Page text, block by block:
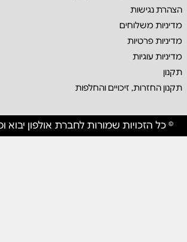
הצהרת נגישות
מדיניות משלוחים
מדיניות פרטיות
מדיניות עוגיות
תקנון
תקנון החזרות, זיכויים והחלפות
© כל הזכויות שמורות לחברת אולפון יבוא